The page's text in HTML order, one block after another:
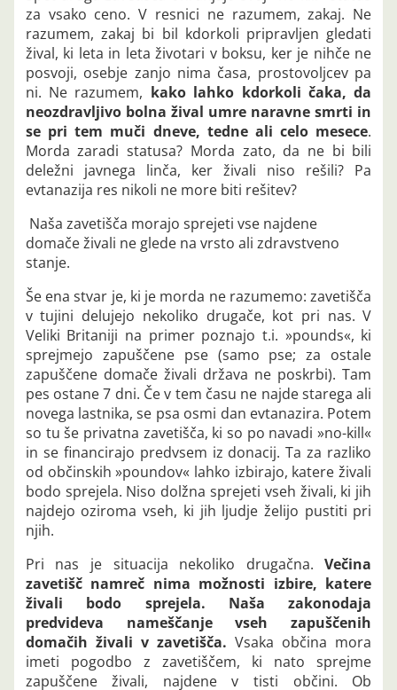
za vsako ceno. V resnici ne razumem, zakaj. Ne
razumem, zakaj bi bil kdorkoli pripravljen gledati
žival, ki leta in leta životari v boksu, ker je nihče ne
posvoji, osebje zanjo nima časa, prostovoljcev pa
ni. Ne razumem, kako lahko kdorkoli čaka, da
neozdravljivo bolna žival umre naravne smrti in
se pri tem muči dneve, tedne ali celo mesece.
Morda zaradi statusa? Morda zato, da ne bi bili
deležni javnega linča, ker živali niso rešili? Pa
evtanazija res nikoli ne more biti rešitev?
Naša zavetišča morajo sprejeti vse najdene
domače živali ne glede na vrsto ali zdravstveno
stanje.
Še ena stvar je, ki je morda ne razumemo: zavetišča
v tujini delujejo nekoliko drugače, kot pri nas. V
Veliki Britaniji na primer poznajo t.i. »pounds«, ki
sprejmejo zapuščene pse (samo pse; za ostale
zapuščene domače živali država ne poskrbi). Tam
pes ostane 7 dni. Če v tem času ne najde starega ali
novega lastnika, se psa osmi dan evtanazira. Potem
so tu še privatna zavetišča, ki so po navadi »no-kill«
in se financirajo predvsem iz donacij. Ta za razliko
od občinskih »poundov« lahko izbirajo, katere živali
bodo sprejela. Niso dolžna sprejeti vseh živali, ki jih
najdejo oziroma vseh, ki jih ljudje želijo pustiti pri
njih.
Pri nas je situacija nekoliko drugačna.Večina
zavetišč namreč nima možnosti izbire, katere
živali bodo sprejela. Naša zakonodaja
predvideva nameščanje vseh zapuščenih
domačih živali v zavetišča. Vsaka občina mora
imeti pogodbo z zavetiščem, ki nato sprejme
zapuščene živali, najdene v tisti občini. Ob